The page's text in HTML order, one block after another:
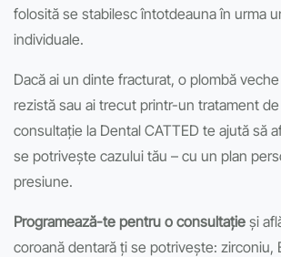
folosită se stabilesc întotdeauna în urma
individuale.
Dacă ai un dinte fracturat, o plombă
rezistă sau ai trecut printr-un tratament
consultație la Dental CATTED te ajută să
se potrivește cazului tău – cu un plan
presiune.
Programează-te pentru o consultațieși
coroană dentară ți se potrivește: zirconiu,